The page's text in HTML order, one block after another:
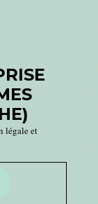
légale et